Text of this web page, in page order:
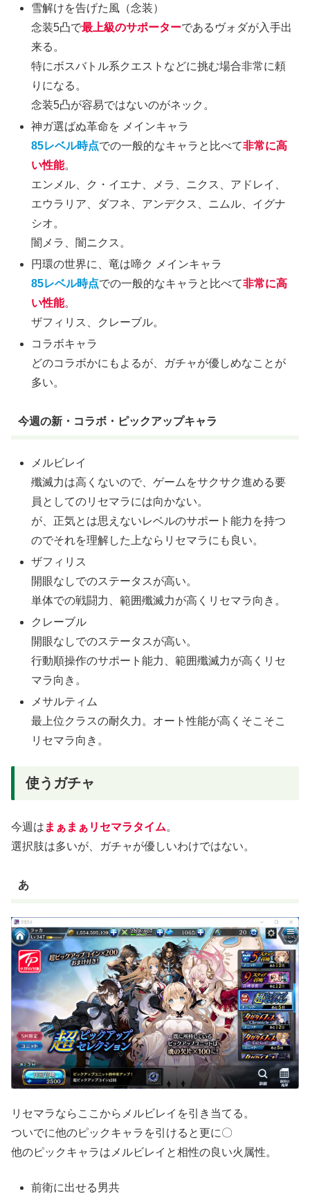
雪解けを告げた風（念装）
念装5凸で最上級のサポーターであるヴォダが入手出
来る。
特にボスバトル系クエストなどに挑む場合非常に頼
りになる。
念装5凸が容易ではないのがネック。
神ガ選ばぬ革命を メインキャラ
85レベル時点での一般的なキャラと比べて非常に高
い性能。
エンメル、ク・イエナ、メラ、ニクス、アドレイ、
エウラリア、ダフネ、アンデクス、ニムル、イグナ
シオ。
闇メラ、闇ニクス。
円環の世界に、竜は啼ク メインキャラ
85レベル時点での一般的なキャラと比べて非常に高
い性能。
ザフィリス、クレーブル。
コラボキャラ
どのコラボかにもよるが、ガチャが優しめなことが
多い。
今週の新・コラボ・ピックアップキャラ
メルビレイ
殲滅力は高くないので、ゲームをサクサク進める要
員としてのリセマラには向かない。
が、正気とは思えないレベルのサポート能力を持つ
のでそれを理解した上ならリセマラにも良い。
ザフィリス
開眼なしでのステータスが高い。
単体での戦闘力、範囲殲滅力が高くリセマラ向き。
クレーブル
開眼なしでのステータスが高い。
行動順操作のサポート能力、範囲殲滅力が高くリセ
マラ向き。
メサルティム
最上位クラスの耐久力。オート性能が高くそこそこ
リセマラ向き。
使うガチャ
今週は まぁまぁリセマラタイム。
選択肢は多いが、ガチャが優しいわけではない。
あ
リセマラならここからメルビレイを引き当てる。
ついでに他のピックキャラを引けると更に〇
他のピックキャラはメルビレイと相性の良い火属性。
前衛に出せる男共